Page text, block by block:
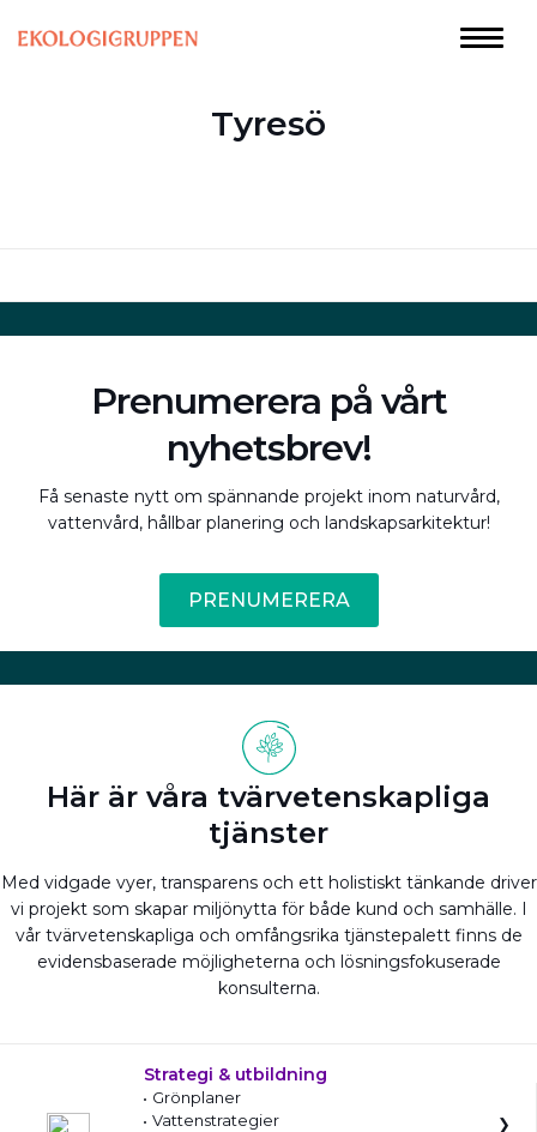
Tyresö
Prenumerera på vårt
nyhetsbrev!
Få senaste nytt om spännande projekt inom naturvård,
vattenvård, hållbar planering och landskapsarkitektur!
PRENUMERERA
Här är våra tvärvetenskapliga
tjänster
Med vidgade vyer, transparens och ett holistiskt tänkande driver
vi projekt som skapar miljönytta för både kund och samhälle. I
vår tvärvetenskapliga och omfångsrika tjänstepalett finns de
evidensbaserade möjligheterna och lösningsfokuserade
konsulterna.
Strategi & utbildning
Grönplaner
Vattenstrategier